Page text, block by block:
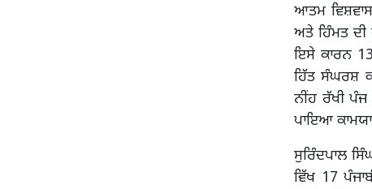
ਆਤਮ
ਅਤੇ ਹਿੰਮਤ
ਇਸੇ ਕਾਰਨ
ਹਿੱਤ ਸੰਘਰਸ਼
ਨੀਂਹ ਰੱਖੀ
ਪਾਇਆ
ਸੁਰਿੰਦਪਾਲ
ਵਿੱਖ 17